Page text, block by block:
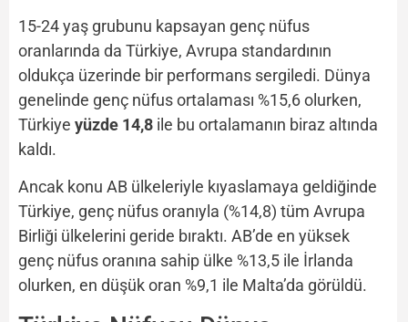
15-24 yaş grubunu kapsayan genç nüfus
oranlarında da Türkiye, Avrupa standardının
oldukça üzerinde bir performans sergiledi. Dünya
genelinde genç nüfus ortalaması %15,6 olurken,
Türkiye yüzde 14,8 ile bu ortalamanın biraz altında
kaldı.
Ancak konu AB ülkeleriyle kıyaslamaya geldiğinde
Türkiye, genç nüfus oranıyla (%14,8) tüm Avrupa
Birliği ülkelerini geride bıraktı. AB’de en yüksek
genç nüfus oranına sahip ülke %13,5 ile İrlanda
olurken, en düşük oran %9,1 ile Malta’da görüldü.